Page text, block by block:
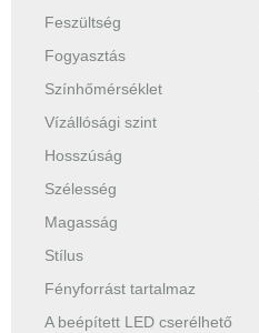
Feszültség
Fogyasztás
Színhőmérséklet
Vízállósági szint
Hosszúság
Szélesség
Magasság
Stílus
Fényforrást tartalmaz
A beépített LED cserélhető